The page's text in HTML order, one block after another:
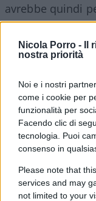
Nicola Porro -
Il
nostra priorità
Noi e i nostri
come i cookie per
funzionalità per
Facendo clic di
tecnologia. Puoi
consenso in
Please note that
services and may
not limited to your
avrebbe quindi
tentativo di
carabinieri, pur
poi finire a
Il che, in
speronamento
responsabilità
processo per
lui, si legge